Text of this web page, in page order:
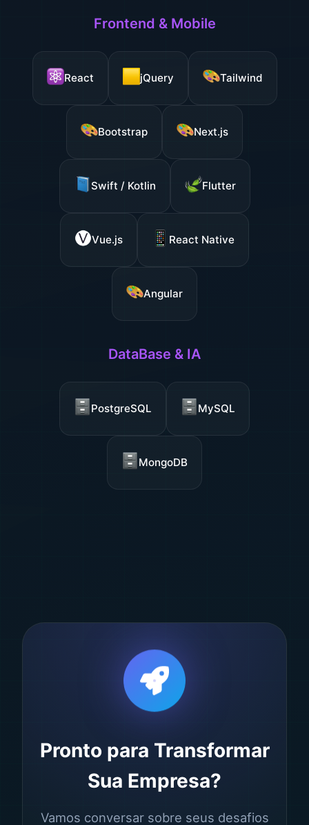
Frontend & Mobile
React jQuery Tailwind
Bootstrap Next.js
Swift / Kotlin Flutter
Vue.js React Native
Angular
DataBase & IA
PostgreSQL MySQL
MongoDB
Pronto para Transformar
Sua Empresa?
Vamos conversar sobre seus desafios